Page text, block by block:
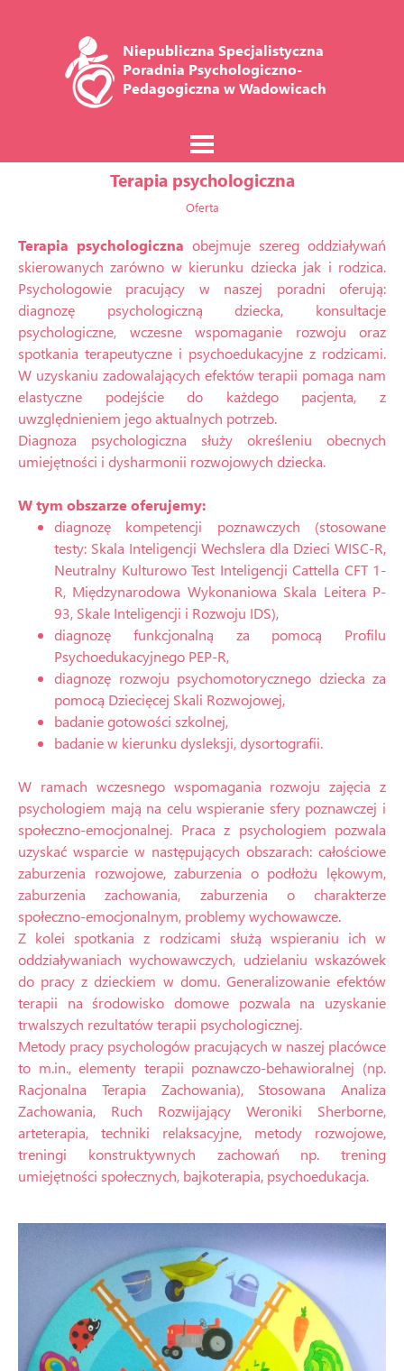
Niepubliczna Specjalistyczna
Poradnia Psychologiczno-
Pedagogiczna w Wadowicach
Terapia psychologiczna
Oferta
Terapia psychologiczna obejmuje szereg oddziaływań
skierowanych zarówno w kierunku dziecka jak i rodzica.
Psychologowie pracujący w naszej poradni oferują:
diagnozę psychologiczną dziecka, konsultacje
psychologiczne, wczesne wspomaganie rozwoju oraz
spotkania terapeutyczne i psychoedukacyjne z rodzicami.
W uzyskaniu zadowalających efektów terapii pomaga nam
elastyczne podejście do każdego pacjenta, z
uwzględnieniem jego aktualnych potrzeb.
Diagnoza psychologiczna służy określeniu obecnych
umiejętności i dysharmonii rozwojowych dziecka.
W tym obszarze oferujemy:
diagnozę kompetencji poznawczych (stosowane
testy: Skala Inteligencji Wechslera dla Dzieci WISC-R,
Neutralny Kulturowo Test Inteligencji Cattella CFT 1-
R, Międzynarodowa Wykonaniowa Skala Leitera P-
93, Skale Inteligencji i Rozwoju IDS),
diagnozę funkcjonalną za pomocą Profilu
Psychoedukacyjnego PEP-R,
diagnozę rozwoju psychomotorycznego dziecka za
pomocą Dziecięcej Skali Rozwojowej,
badanie gotowości szkolnej,
badanie w kierunku dysleksji, dysortografii.
W ramach wczesnego wspomagania rozwoju zajęcia z
psychologiem mają na celu wspieranie sfery poznawczej i
społeczno-emocjonalnej. Praca z psychologiem pozwala
uzyskać wsparcie w następujących obszarach: całościowe
zaburzenia rozwojowe, zaburzenia o podłożu lękowym,
zaburzenia zachowania, zaburzenia o charakterze
społeczno-emocjonalnym, problemy wychowawcze.
Z kolei spotkania z rodzicami służą wspieraniu ich w
oddziaływaniach wychowawczych, udzielaniu wskazówek
do pracy z dzieckiem w domu. Generalizowanie efektów
terapii na środowisko domowe pozwala na uzyskanie
trwalszych rezultatów terapii psychologicznej.
Metody pracy psychologów pracujących w naszej placówce
to m.in., elementy terapii poznawczo-behawioralnej (np.
Racjonalna Terapia Zachowania), Stosowana Analiza
Zachowania, Ruch Rozwijający Weroniki Sherborne,
arteterapia, techniki relaksacyjne, metody rozwojowe,
treningi konstruktywnych zachowań np. trening
umiejętności społecznych, bajkoterapia, psychoedukacja.